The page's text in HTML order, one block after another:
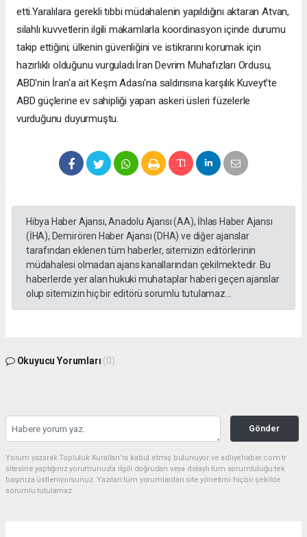
etti.Yaralılara gerekli tıbbi müdahalenin yapıldığını aktaran Atvan,
silahlı kuvvetlerin ilgili makamlarla koordinasyon içinde durumu
takip ettiğini; ülkenin güvenliğini ve istikrarını korumak için
hazırlıklı olduğunu vurguladı.İran Devrim Muhafızları Ordusu,
ABD'nin İran'a ait Keşm Adası'na saldırısına karşılık Kuveyt'te
ABD güçlerine ev sahipliği yapan askeri üsleri füzelerle
vurduğunu duyurmuştu.
Hibya Haber Ajansı, Anadolu Ajansı (AA), İhlas Haber Ajansı
(İHA), Demirören Haber Ajansı (DHA) ve diğer ajanslar
tarafından eklenen tüm haberler, sitemizin editörlerinin
müdahalesi olmadan ajans kanallarından çekilmektedir. Bu
haberlerde yer alan hukuki muhataplar haberi geçen ajanslar
olup sitemizin hiç bir editörü sorumlu tutulamaz...
Okuyucu Yorumları (0)
Gönder
Yorum yazarak Topluluk Kuralları’nı kabul etmiş bulunuyor ve adliyehaber.com.tr
sitesine yaptığınız yorumunuzla ilgili doğrudan veya dolaylı tüm sorumluluğu tek
başınıza üstleniyorsunuz. Yazılan tüm yorumlardan site yönetimi hiçbir şekilde
sorumlu tutulamaz.